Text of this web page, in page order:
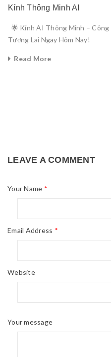
Kính Thông Minh AI
🌟 Kính AI Thông Minh – Công
Tương Lai Ngay Hôm Nay!
Read More
LEAVE A COMMENT
Your Name *
Email Address *
Website
Your message